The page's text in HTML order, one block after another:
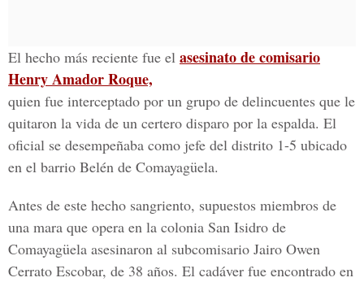
El hecho más reciente fue el asesinato de comisario
Henry Amador Roque,
quien fue interceptado por un grupo de delincuentes que le
quitaron la vida de un certero disparo por la espalda. El
oficial se desempeñaba como jefe del distrito 1-5 ubicado
en el barrio Belén de Comayagüela.
Antes de este hecho sangriento, supuestos miembros de
una mara que opera en la colonia San Isidro de
Comayagüela asesinaron al subcomisario Jairo Owen
Cerrato Escobar, de 38 años. El cadáver fue encontrado en